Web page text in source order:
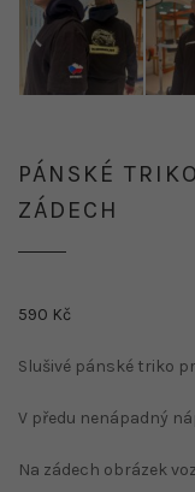
PÁNSKÉ
ZÁDECH
590 Kč
Slušivé pánské triko
V předu nenápadný
Na zádech obrázek